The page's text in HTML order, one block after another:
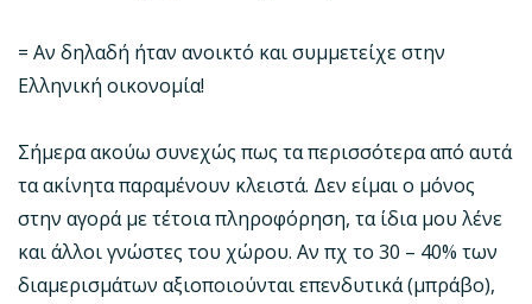
= Αν δηλαδή ήταν ανοικτό και συμμετείχε στην
Ελληνική οικονομία!
Σήμερα ακούω συνεχώς πως τα περισσότερα από αυτά
τα ακίνητα παραμένουν κλειστά. Δεν είμαι ο μόνος
στην αγορά με τέτοια πληροφόρηση, τα ίδια μου λένε
και άλλοι γνώστες του χώρου. Αν πχ το 30 – 40% των
διαμερισμάτων αξιοποιούνται επενδυτικά (μπράβο),